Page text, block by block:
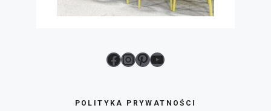
Facebook
Instagram
Pinterest
YouTube
POLITYKA PRYWATNOŚCI